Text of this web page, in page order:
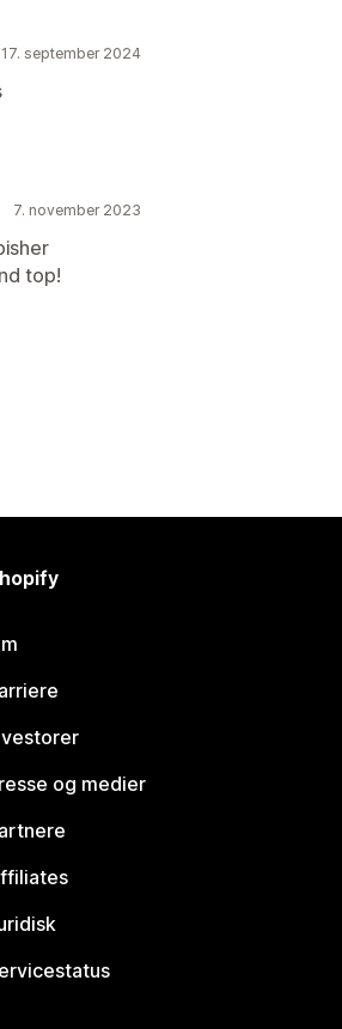
17. september 2024
7. november 2023
top!
og medier